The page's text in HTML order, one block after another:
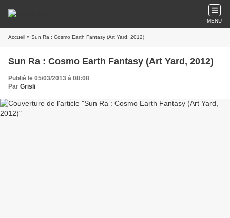
MENU
Accueil » Sun Ra : Cosmo Earth Fantasy (Art Yard, 2012)
Sun Ra : Cosmo Earth Fantasy (Art Yard, 2012)
Publié le 05/03/2013 à 08:08
Par Grisli